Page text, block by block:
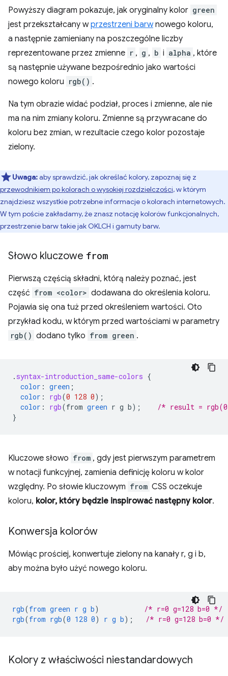
Powyższy diagram pokazuje, jak oryginalny kolor green
jest przekształcany wprzestrzeni barwnowego koloru,
a następnie zamieniany na poszczególne liczby
reprezentowane przez zmienne r , g , b i alpha , które
są następnie używane bezpośrednio jako wartości
nowego koloru rgb() .
Na tym obrazie widać podział, proces i zmienne, ale nie
ma na nim zmiany koloru. Zmienne są przywracane do
koloru bez zmian, w rezultacie czego kolor pozostaje
zielony.
Uwaga:aby sprawdzić, jak określać kolory, zapoznaj się z
przewodnikiem po kolorach o wysokiej rozdzielczości, w którym
znajdziesz wszystkie potrzebne informacje o kolorach internetowych.
W tym poście zakładamy, że znasz notację kolorów funkcjonalnych,
przestrzenie barw takie jak OKLCH i gamuty barw.
Słowo kluczowe from
Pierwszą częścią składni, którą należy poznać, jest
część from <color> dodawana do określenia koloru.
Pojawia się ona tuż przed określeniem wartości. Oto
przykład kodu, w którym przed wartościami w parametry
rgb() dodano tylko from green .
. syntax-introduction_same-colors {
color : green ;
color : rgb(0 128 0);
color : rgb(from green r g b);
/* result =
}
Kluczowe słowo from , gdy jest pierwszym parametrem
w notacji funkcyjnej, zamienia definicję koloru w kolor
względny. Po słowie kluczowym from CSS oczekuje
koloru, kolor, który będzie inspirować następny kolor.
Konwersja kolorów
Mówiąc prościej, konwertuje zielony na kanały r, g i b,
aby można było użyć nowego koloru.
rgb(from green r g b)
/* r=0 g=128 b=0 */
rgb(from rgb(0 128 0) r g b); /* r=0 g=128 b=0 */
Kolory z właściwości niestandardowych